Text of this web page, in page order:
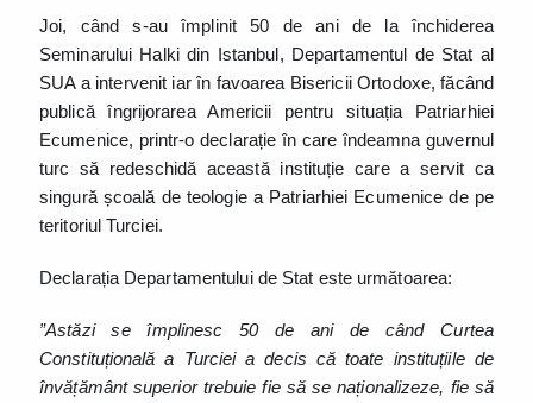
Joi, când s-au împlinit 50 de ani de la închiderea
Seminarului Halki din Istanbul, Departamentul de Stat al
SUA a intervenit iar în favoarea Bisericii Ortodoxe, făcând
publică îngrijorarea Americii pentru situația Patriarhiei
Ecumenice, printr-o declarație în care îndeamna guvernul
turc să redeschidă această instituție care a servit ca
singură școală de teologie a Patriarhiei Ecumenice de pe
teritoriul Turciei.
Declarația Departamentului de Stat este următoarea:
”Astăzi se împlinesc 50 de ani de când Curtea
Constituțională a Turciei a decis că toate instituțiile de
învățământ superior trebuie fie să se naționalizeze, fie să